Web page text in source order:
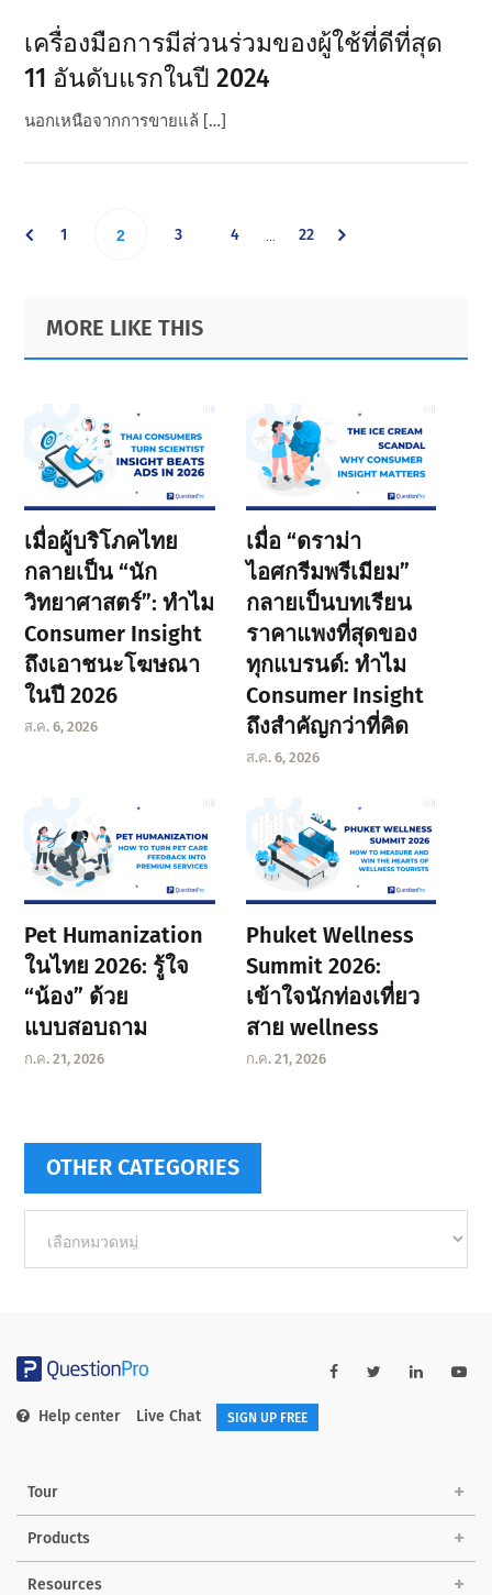
เครื่องมือการมีส่วนร่วมของผู้ใช้ที่ดีที่สุด
11 อันดับแรกในปี 2024
นอกเหนือจากการขายแล้ […]
Go
page
1 Go
page
2 Go
page
3 Go
4
pagesGo
22
Primary
Sidebar
Footer
MORE LIKE THIS
เมื่อผู้บริโภคไทย
กลายเป็น “นัก
วิทยาศาสตร์”: ทำไม
Consumer Insight
ถึงเอาชนะโฆษณา
ในปี 2026
ส.ค. 6, 2026
เมื่อ “ดราม่า
ไอศกรีมพรีเมียม”
กลายเป็นบทเรียน
ราคาแพงที่สุดของ
ทุกแบรนด์: ทำไม
Consumer Insight
ถึงสำคัญกว่าที่คิด
ส.ค. 6, 2026
Pet Humanization
ในไทย 2026: รู้ใจ
“น้อง” ด้วย
แบบสอบถาม
ก.ค. 21, 2026
Phuket Wellness
Summit 2026:
เข้าใจนักท่องเที่ยว
สาย wellness
ก.ค. 21, 2026
OTHER CATEGORIES
categories
Help center Live Chat SIGN UP FREE
Tour
Products
Resources